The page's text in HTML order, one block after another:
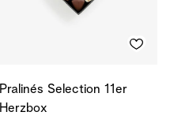
Pralinés Selection 11er
Herzbox